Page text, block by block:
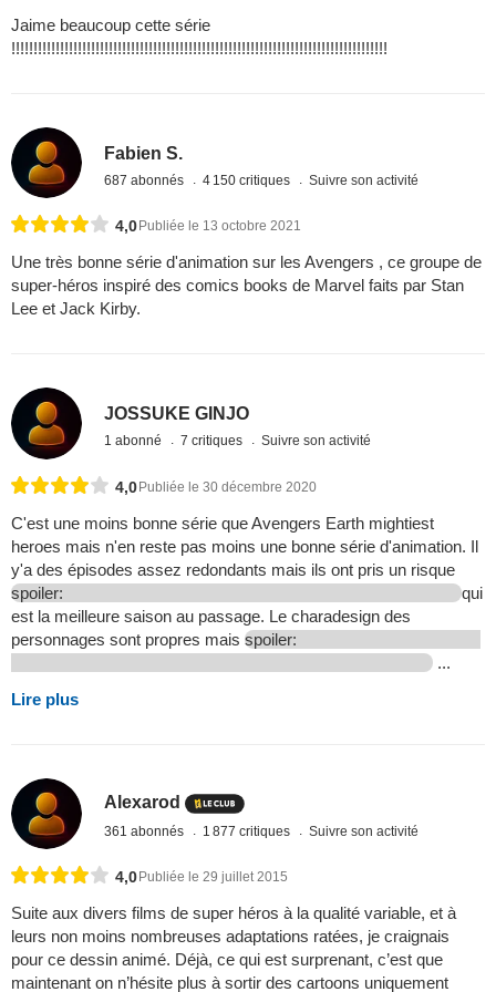
Jaime beaucoup cette série
!!!!!!!!!!!!!!!!!!!!!!!!!!!!!!!!!!!!!!!!!!!!!!!!!!!!!!!!!!!!!!!!!!!!!!!!!!!!!!!!!!!!!
Fabien S.
687 abonnés 4 150 critiques Suivre son activité
4,0 Publiée le 13 octobre 2021
Une très bonne série d'animation sur les Avengers , ce groupe de
super-héros inspiré des comics books de Marvel faits par Stan
Lee et Jack Kirby.
JOSSUKE GINJO
1 abonné 7 critiques Suivre son activité
4,0Publiée le 30 décembre 2020
C'est une moins bonne série que Avengers Earth mightiest
heroes mais n'en reste pas moins une bonne série d'animation. Il
y'a des épisodes assez redondants mais ils ont pris un risque
spoiler:
qui
est la meilleure saison au passage. Le charadesign des
personnages sont propres mais spoiler:
...
Lire plus
Alexarod
361 abonnés 1 877 critiques Suivre son activité
4,0Publiée le 29 juillet 2015
Suite aux divers films de super héros à la qualité variable, et à
leurs non moins nombreuses adaptations ratées, je craignais
pour ce dessin animé. Déjà, ce qui est surprenant, c’est que
maintenant on n’hésite plus à sortir des cartoons uniquement